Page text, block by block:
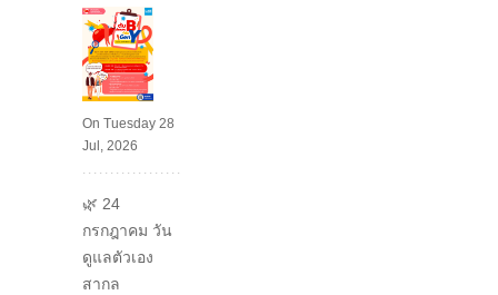
On Tuesday 28
Jul, 2026
🌿 24
กรกฎาคม วัน
ดูแลตัวเอง
สากล